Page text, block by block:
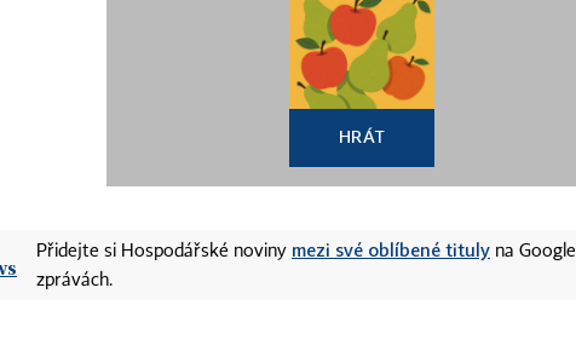
HRÁT
Přidejte si Hospodářské noviny mezi své oblíbené tituly na Google
zprávách.